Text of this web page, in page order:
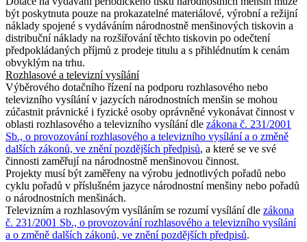
být poskytnuta pouze na prokazatelné materiálové, výrobní a režijní
náklady spojené s vydáváním národnostně menšinových tiskovin a
distribuční náklady na rozšiřování těchto tiskovin po odečtení
předpokládaných příjmů z prodeje titulu a s přihlédnutím k cenám
obvyklým na trhu.
Rozhlasové a televizní vysílání
Výběrového dotačního řízení na podporu rozhlasového nebo
televizního vysílání v jazycích národnostních menšin se mohou
zúčastnit právnické i fyzické osoby oprávněné vykonávat činnost v
oblasti rozhlasového a televizního vysílání dle zákona č. 231/2001
Sb., o provozování rozhlasového a televizního vysílání a o změně
dalších zákonů, ve znění pozdějších předpisů, a které se ve své
činnosti zaměřují na národnostně menšinovou činnost.
Projekty musí být zaměřeny na výrobu jednotlivých pořadů nebo
cyklu pořadů v příslušném jazyce národnostní menšiny nebo pořadů
o národnostních menšinách.
Televizním a rozhlasovým vysíláním se rozumí vysílání dle zákona
č. 231/2001 Sb., o provozování rozhlasového a televizního vysílání
a o změně dalších zákonů, ve znění pozdějších předpisů.